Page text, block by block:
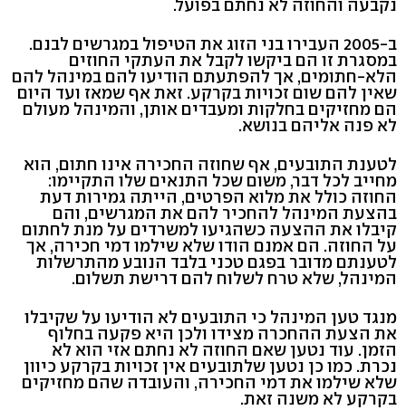
נקבעה והחוזה לא נחתם בפועל.
ב-2005 העבירו בני הזוג את הטיפול במגרשים לבנם.
במסגרת זו הם ביקשו לקבל את העתקי החוזים
הלא-חתומים, אך להפתעתם הודיעו להם במינהל להם
שאין להם שום זכויות בקרקע. זאת אף שמאז ועד היום
הם מחזיקים בחלקות ומעבדים אותן, והמינהל מעולם
לא פנה אליהם בנושא.
לטענת התובעים, אף שחוזה החכירה אינו חתום, הוא
מחייב לכל דבר, משום שכל התנאים שלו התקיימו:
החוזה כולל את מלוא הפרטים, הייתה גמירות דעת
בהצעת המינהל להחכיר להם את המגרשים, והם
קיבלו את ההצעה כשהגיעו למשרדים על מנת לחתום
על החוזה. הם אמנם הודו שלא שילמו דמי חכירה, אך
לטענתם מדובר בפגם טכני בלבד הנובע מהתרשלות
המינהל, שלא טרח לשלוח להם דרישת תשלום.
מנגד טען המינהל כי התובעים לא הודיעו על שקיבלו
את הצעת ההחכרה מצידו ולכן היא פקעה בחלוף
הזמן. עוד נטען שאם החוזה לא נחתם אזי הוא לא
נכרת. כמו כן נטען שלתובעים אין זכויות בקרקע כיוון
שלא שילמו את דמי החכירה, והעובדה שהם מחזיקים
בקרקע לא משנה זאת.